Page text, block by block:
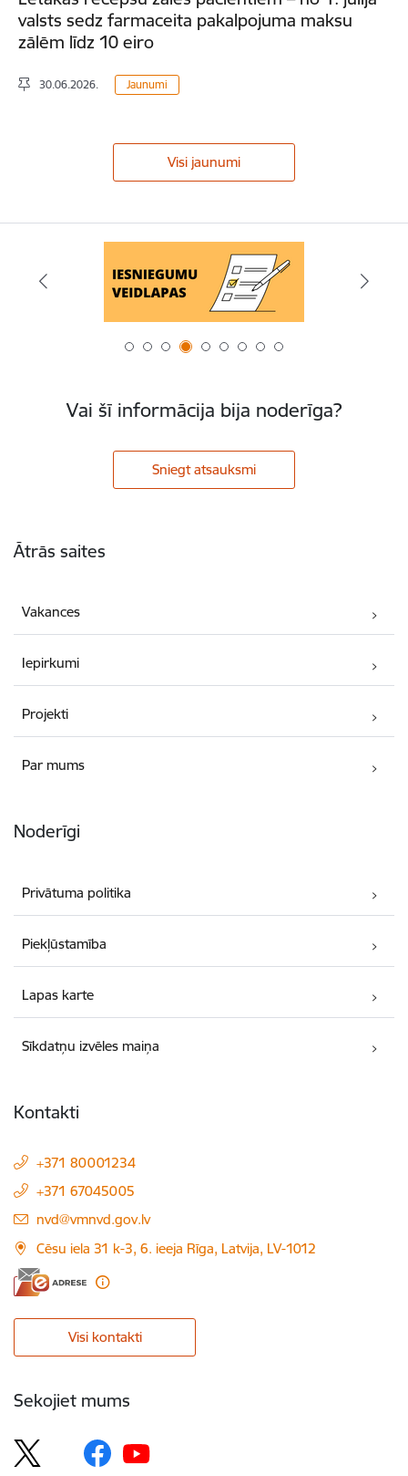
valsts sedz farmaceita pakalpojuma maksu
zālēm līdz 10 eiro
30.06.2026. Jaunumi
Visi jaunumi
Vai šī informācija bija noderīga?
Sniegt atsauksmi
Ātrās saites
Vakances
Iepirkumi
Projekti
Par mums
Noderīgi
Privātuma politika
Piekļūstamība
Lapas karte
Sīkdatņu izvēles maiņa
Kontakti
+371 80001234
+371 67045005
E-pasts:
nvd@vmnvd.gov.lv
Cēsu iela 31 k-3, 6. ieeja Rīga, Latvija, LV-1012
Visi kontakti
Sekojiet mums